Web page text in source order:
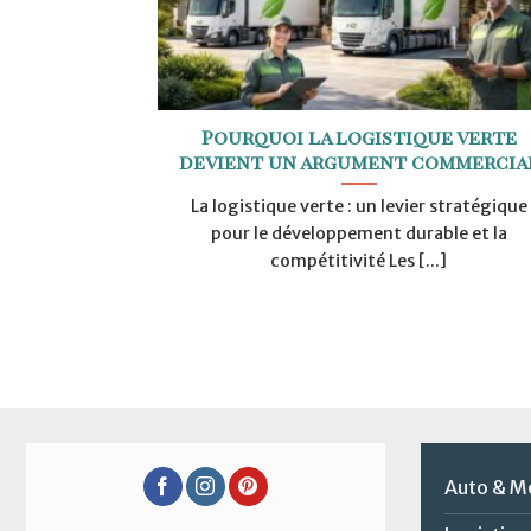
Pourquoi la logistique verte
devient un argument
La logistique verte : un levier stratégique
pour le développement durable et la
compétitivité Les [...]
Auto &